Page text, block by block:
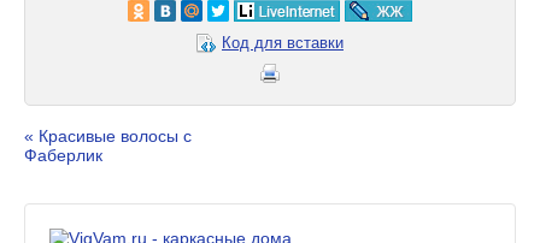
Код для вставки
« Красивые волосы с
Фаберлик